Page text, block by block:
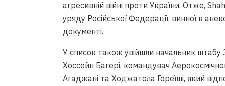
агресивній війні проти України. Отже,
уряду Російської Федерації, винної в
документі.
У список також увійшли начальник
Хоссейн Багері, командувач
Агаджані та Ходжатола Гореїші, який